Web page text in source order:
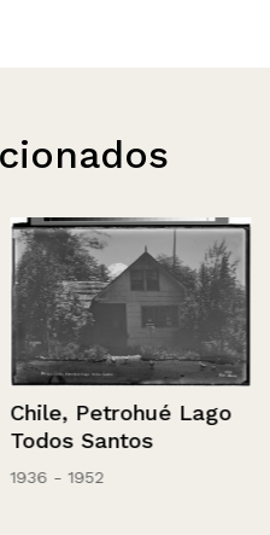
Chile, Petrohué Lago
Todos Santos
1936 - 1952